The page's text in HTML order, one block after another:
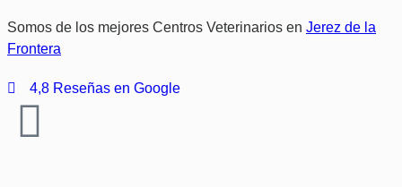
Somos de los mejores Centros Veterinarios en Jerez de la
Frontera
4,8 Reseñas en Google